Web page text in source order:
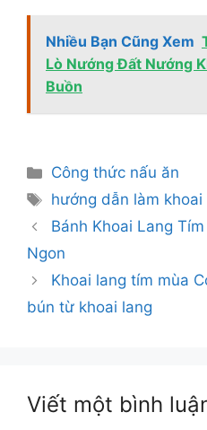
Nhiều Bạn Cũng Xem
Lò Nướng Đất Nướng
Buồn
Danh
mục
Công thức nấu ăn
Thẻ
hướng dẫn làm khoai
Bánh Khoai Lang
Ngon
Khoai lang tím mùa
bún từ khoai lang
Viết một bình